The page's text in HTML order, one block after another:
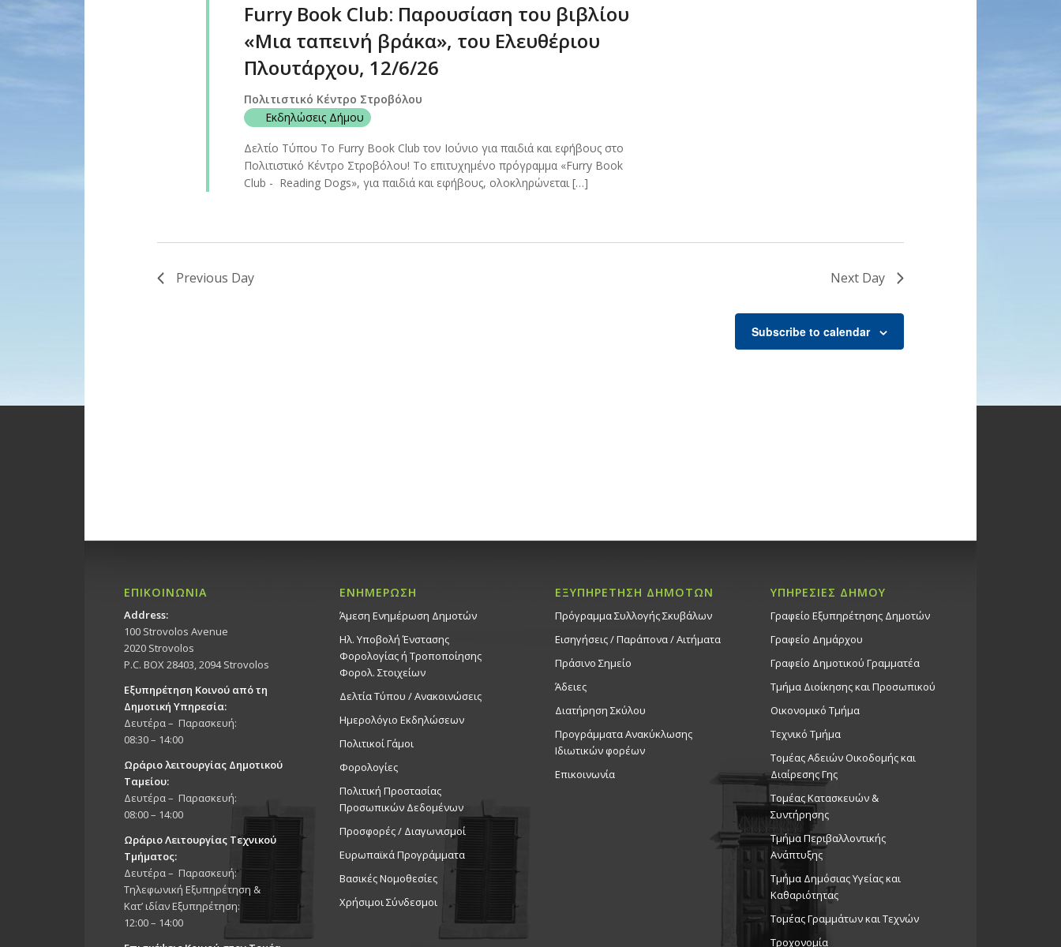
Furry Book Club: Παρουσίαση του βιβλίου
«Μια ταπεινή βράκα», του Ελευθέριου
Πλουτάρχου, 12/6/26
Πολιτιστικό Κέντρο Στροβόλου
Εκδηλώσεις Δήμου
Δελτίο Τύπου Το Furry Book Club τον Ιούνιο για παιδιά και εφήβους στο
Πολιτιστικό Κέντρο Στροβόλου! Το επιτυχημένο πρόγραμμα «Furry Book
Club - Reading Dogs», για παιδιά και εφήβους, ολοκληρώνεται […]
Previous Day Next Day
Subscribe to calendar
ΕΠΙΚΟΙΝΩΝΙΑ
Address:
100 Strovolos Avenue
2020 Strovolos
P.C. BOX 28403, 2094 Strovolos
Εξυπηρέτηση Κοινού από τη
Δημοτική Υπηρεσία:
Δευτέρα – Παρασκευή:
08:30 – 14:00
Ωράριο λειτουργίας Δημοτικού
Ταμείου:
Δευτέρα – Παρασκευή:
08:00 – 14:00
Ωράριο Λειτουργίας Τεχνικού
Τμήματος:
Δευτέρα – Παρασκευή:
Τηλεφωνική Εξυπηρέτηση &
Κατ’ ιδίαν Εξυπηρέτηση:
12:00 – 14:00
ΕΝΗΜΕΡΩΣΗ
Άμεση Ενημέρωση Δημοτών
Ηλ. Υποβολή Ένστασης
Φορολογίας ή Τροποποίησης
Φορολ. Στοιχείων
Δελτία Τύπου / Ανακοινώσεις
Ημερολόγιο Εκδηλώσεων
Πολιτικοί Γάμοι
Φορολογίες
Πολιτική Προστασίας
Προσωπικών Δεδομένων
Προσφορές / Διαγωνισμοί
Ευρωπαϊκά Προγράμματα
Βασικές Νομοθεσίες
Χρήσιμοι Σύνδεσμοι
ΕΞΥΠΗΡΕΤΗΣΗ ΔΗΜΟΤΩΝ
Πρόγραμμα Συλλογής Σκυβάλων
Εισηγήσεις / Παράπονα / Αιτήματα
Πράσινο Σημείο
Άδειες
Διατήρηση Σκύλου
Προγράμματα Ανακύκλωσης
Ιδιωτικών φορέων
Επικοινωνία
ΥΠΗΡΕΣΙΕΣ ΔΗΜΟΥ
Γραφείο Εξυπηρέτησης Δημοτών
Γραφείο Δημάρχου
Γραφείο Δημοτικού Γραμματέα
Τμήμα Διοίκησης και Προσωπικού
Οικονομικό Τμήμα
Τεχνικό Τμήμα
Τομέας Αδειών Οικοδομής και
Διαίρεσης Γης
Τομέας Κατασκευών &
Συντήρησης
Τμήμα Περιβαλλοντικής
Ανάπτυξης
Tμήμα Δημόσιας Υγείας και
Καθαριότητας
Τομέας Γραμμάτων και Τεχνών
Τροχονομία